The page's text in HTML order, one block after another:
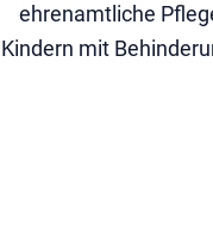
ehrenamtliche
Kindern mit